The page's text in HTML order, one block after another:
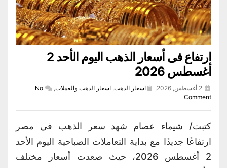
ارتفاع فى أسعار الذهب اليوم الأحد 2
أغسطس 2026
اسعار الذهب, اسعار الذهب والعملات,
No
Comment
كتبت/ شيماء عصام شهد سعر الذهب في مصر
ارتفاعًا جديدًا مع بداية التعاملات الصباحية اليوم الأحد
2 أغسطس 2026، حيث صعدت أسعار مختلف